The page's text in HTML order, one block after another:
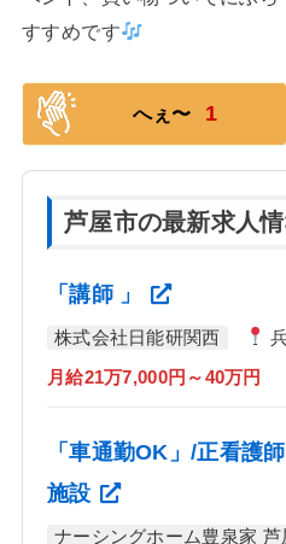
すすめです
へぇ〜 1
芦屋市の最新求人
「講師 」
株式会社日能研関西
月給21万7,000円～40万円
「車通勤OK」/正看護
施設
ナーシングホーム豊泉家 芦